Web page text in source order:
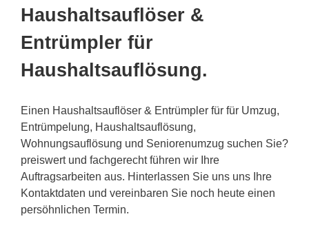
Haushaltsauflöser &
Entrümpler für
Haushaltsauflösung.
Einen Haushaltsauflöser & Entrümpler für für Umzug,
Entrümpelung, Haushaltsauflösung,
Wohnungsauflösung und Seniorenumzug suchen Sie?
preiswert und fachgerecht führen wir Ihre
Auftragsarbeiten aus. Hinterlassen Sie uns uns Ihre
Kontaktdaten und vereinbaren Sie noch heute einen
persöhnlichen Termin.